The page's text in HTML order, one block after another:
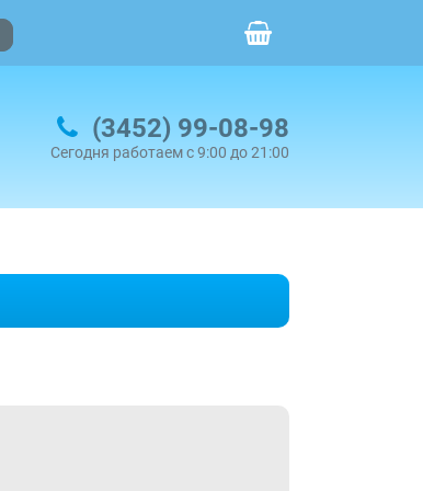
(3452) 99-08-98
Сегодня работаем с 9:00 до 21:00